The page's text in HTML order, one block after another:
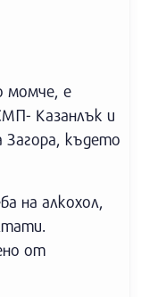
момче, е
Казанлък и
Загора, където
на алкохол,
от